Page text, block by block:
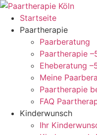
Zum
Inhalt
springen
Startseite
Paartherapie
Paarberatung
Paartherapie
Eheberatung
Meine
Paartherapie
FAQ
Kinderwunsch
Ihr